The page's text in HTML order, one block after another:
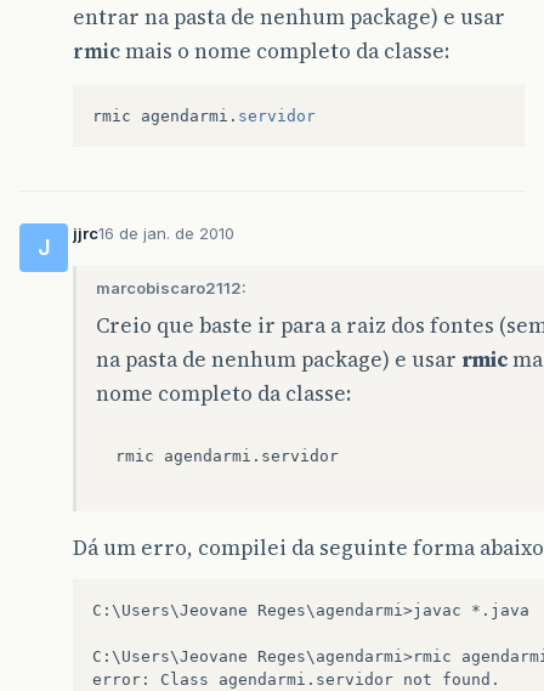
entrar na pasta de nenhum package) e usar
rmicmais o nome completo da classe:
rmic agendarmi . servidor
J
jjrc16 de jan. de 2010
marcobiscaro2112:
Creio que baste ir para a raiz dos fontes
na pasta de nenhum package) e usar rmic
nome completo da classe:
Dá um erro, compilei da seguinte forma
C:\Users\Jeovane Reges\agendarmi>javac *.java
C:\Users\Jeovane Reges\agendarmi>rmic
error: Class agendarmi.servidor not found.